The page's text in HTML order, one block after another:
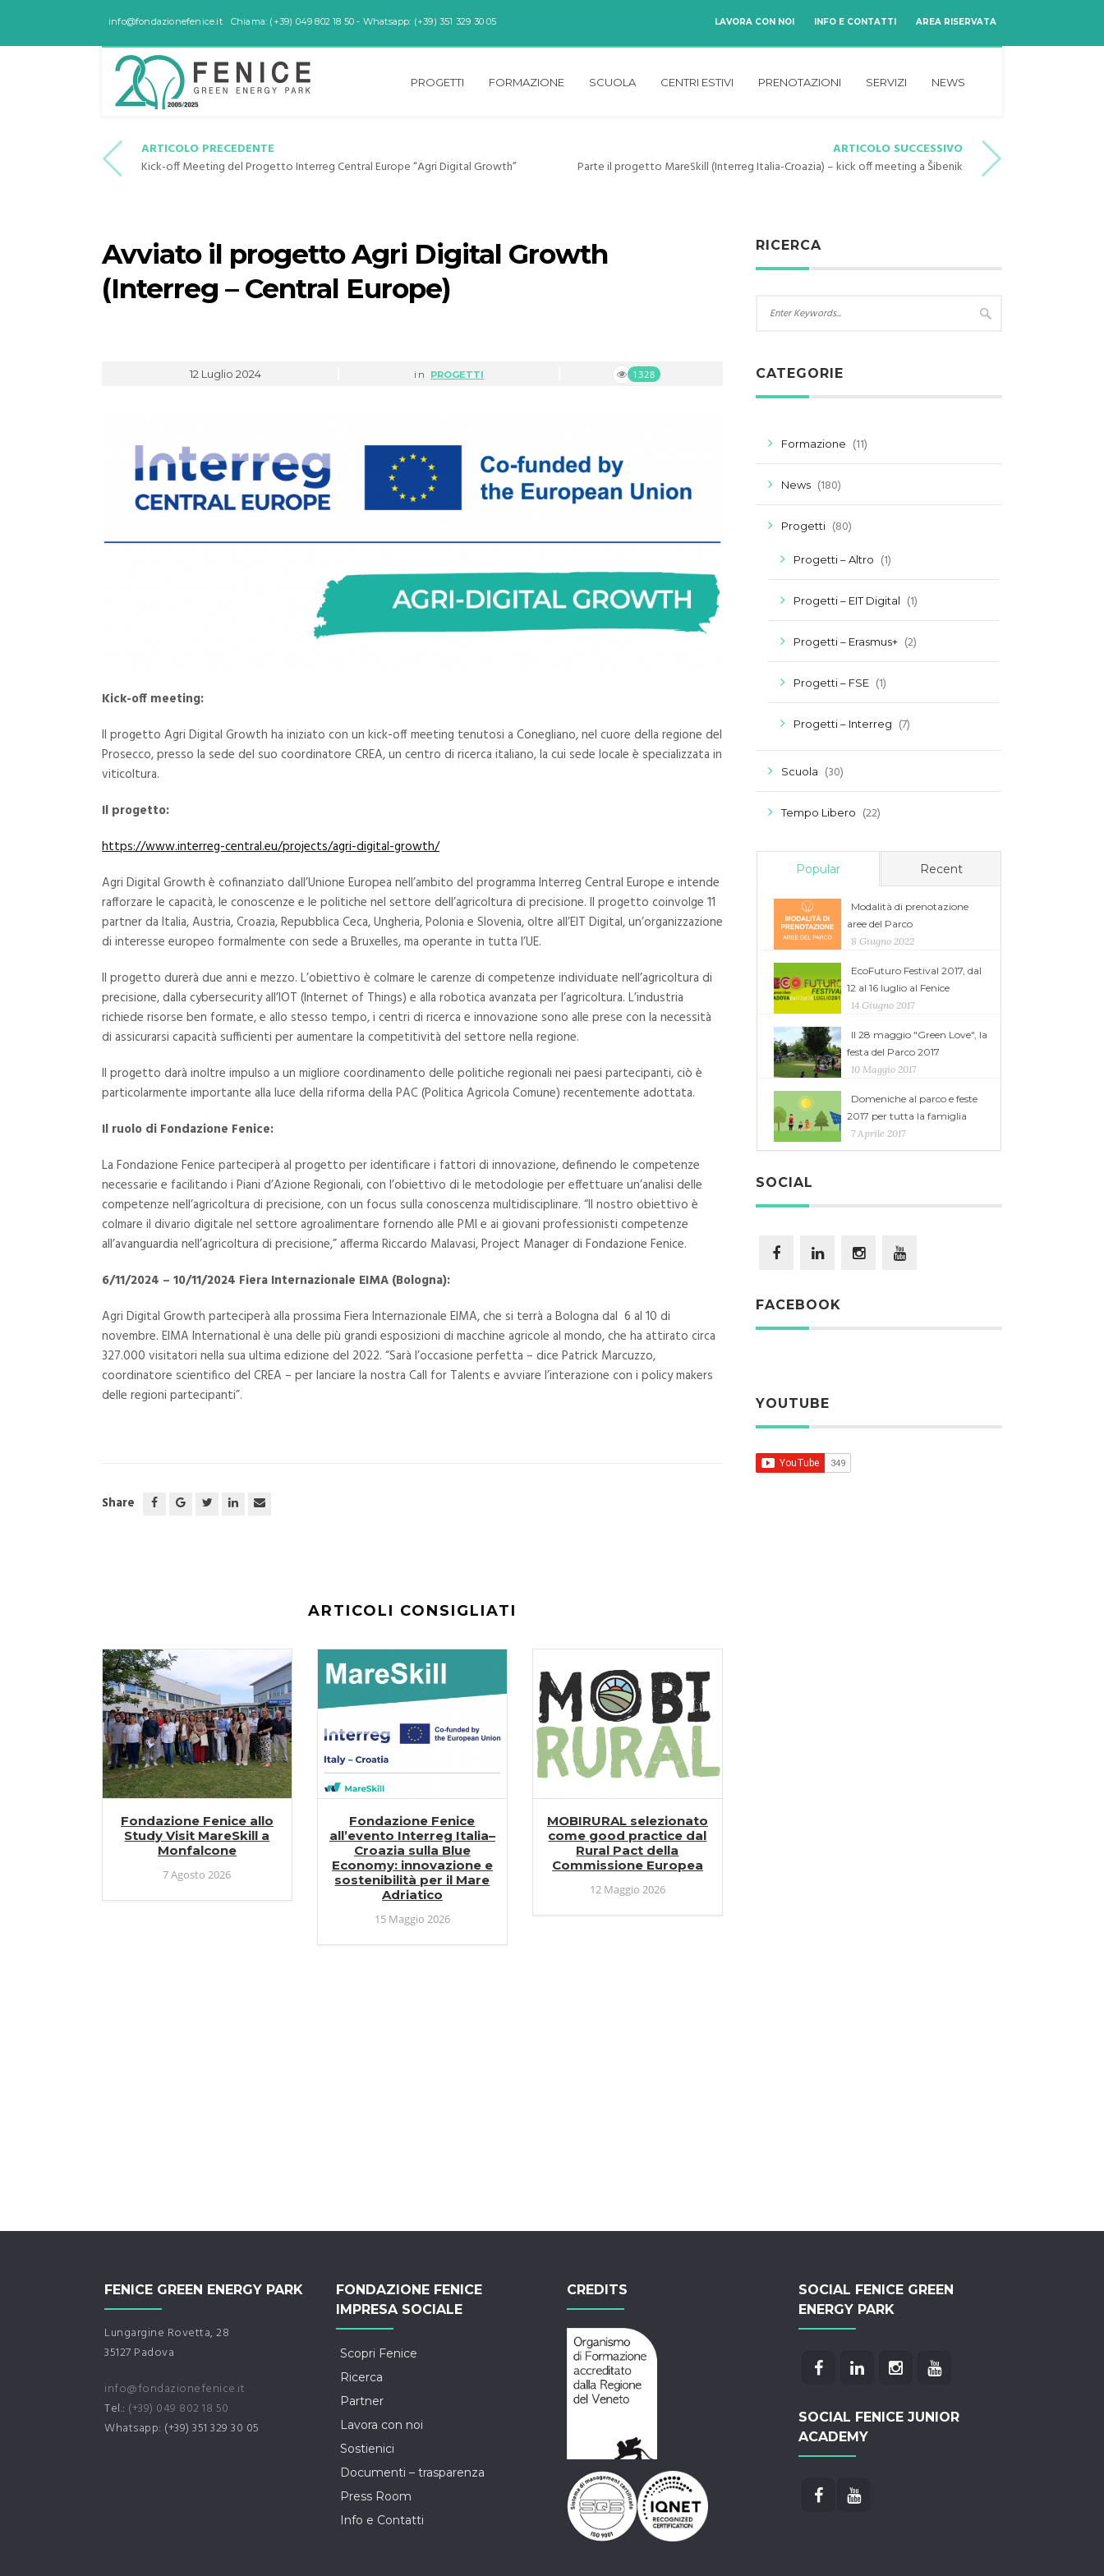
info@fondazionefenice.it Chiama: (+39) 049 802 18 50 - Whatsapp: (+39) 351 329 30 05 LAVORA CON NOI INFO E CONTATTI AREA RISERVATA
PROGETTI FORMAZIONE SCUOLA CENTRI ESTIVI PRENOTAZIONI SERVIZI NEWS
ARTICOLO PRECEDENTE
Kick-off Meeting del Progetto Interreg Central Europe “Agri Digital Growth”
ARTICOLO SUCCESSIVO
Parte il progetto MareSkill (Interreg Italia-Croazia) – kick off meeting a Šibenik
Avviato il progetto Agri Digital Growth
(Interreg – Central Europe)
12 Luglio 2024 in PROGETTI 1328
Kick-off meeting:
Il progetto Agri Digital Growth ha iniziato con un kick-off meeting tenutosi a Conegliano, nel cuore della regione del
Prosecco, presso la sede del suo coordinatore CREA, un centro di ricerca italiano, la cui sede locale è specializzata in
viticoltura.
Il progetto:
https://www.interreg-central.eu/projects/agri-digital-growth/
Agri Digital Growth è cofinanziato dall’Unione Europea nell’ambito del programma Interreg Central Europe e intende
rafforzare le capacità, le conoscenze e le politiche nel settore dell’agricoltura di precisione. Il progetto coinvolge 11
partner da Italia, Austria, Croazia, Repubblica Ceca, Ungheria, Polonia e Slovenia, oltre all’EIT Digital, un’organizzazione
di interesse europeo formalmente con sede a Bruxelles, ma operante in tutta l’UE.
Il progetto durerà due anni e mezzo. L’obiettivo è colmare le carenze di competenze individuate nell’agricoltura di
precisione, dalla cybersecurity all’IOT (Internet of Things) e alla robotica avanzata per l’agricoltura. L’industria
richiede risorse ben formate, e allo stesso tempo, i centri di ricerca e innovazione sono alle prese con la necessità
di assicurarsi capacità sufficienti per aumentare la competitività del settore nella regione.
Il progetto darà inoltre impulso a un migliore coordinamento delle politiche regionali nei paesi partecipanti, ciò è
particolarmente importante alla luce della riforma della PAC (Politica Agricola Comune) recentemente adottata.
Il ruolo di Fondazione Fenice:
La Fondazione Fenice parteciperà al progetto per identificare i fattori di innovazione, definendo le competenze
necessarie e facilitando i Piani d’Azione Regionali, con l’obiettivo di le metodologie per effettuare un’analisi delle
competenze nell’agricoltura di precisione, con un focus sulla conoscenza multidisciplinare. “Il nostro obiettivo è
colmare il divario digitale nel settore agroalimentare fornendo alle PMI e ai giovani professionisti competenze
all’avanguardia nell’agricoltura di precisione,” afferma Riccardo Malavasi, Project Manager di Fondazione Fenice.
6/11/2024 – 10/11/2024 Fiera Internazionale EIMA (Bologna):
Agri Digital Growth parteciperà alla prossima Fiera Internazionale EIMA, che si terrà a Bologna dal 6 al 10 di
novembre. EIMA International è una delle più grandi esposizioni di macchine agricole al mondo, che ha attirato circa
327.000 visitatori nella sua ultima edizione del 2022. “Sarà l’occasione perfetta – dice Patrick Marcuzzo,
coordinatore scientifico del CREA – per lanciare la nostra Call for Talents e avviare l’interazione con i policy makers
delle regioni partecipanti”.
Share
ARTICOLI CONSIGLIATI
Fondazione Fenice allo
Study Visit MareSkill a
Monfalcone
7 Agosto 2026
Fondazione Fenice
all’evento Interreg Italia–
Croazia sulla Blue
Economy: innovazione e
sostenibilità per il Mare
Adriatico
15 Maggio 2026
MOBIRURAL selezionato
come good practice dal
Rural Pact della
Commissione Europea
12 Maggio 2026
RICERCA
CATEGORIE
Formazione (11)
News (180)
Progetti (80)
Progetti – Altro (1)
Progetti – EIT Digital (1)
Progetti – Erasmus+ (2)
Progetti – FSE (1)
Progetti – Interreg (7)
Scuola (30)
Tempo Libero (22)
Popular Recent
Modalità di prenotazione
aree del Parco
8 Giugno 2022
EcoFuturo Festival 2017, dal
12 al 16 luglio al Fenice
14 Giugno 2017
Il 28 maggio "Green Love", la
festa del Parco 2017
10 Maggio 2017
Domeniche al parco e feste
2017 per tutta la famiglia
7 Aprile 2017
SOCIAL
FACEBOOK
YOUTUBE
FENICE GREEN ENERGY PARK
Lungargine Rovetta, 28
35127 Padova
info@fondazionefenice.it
Tel.: (+39) 049 802 18 50
Whatsapp: (+39) 351 329 30 05
FONDAZIONE FENICE
IMPRESA SOCIALE
Scopri Fenice
Ricerca
Partner
Lavora con noi
Sostienici
Documenti – trasparenza
Press Room
Info e Contatti
CREDITS
SOCIAL FENICE GREEN
ENERGY PARK
SOCIAL FENICE JUNIOR
ACADEMY